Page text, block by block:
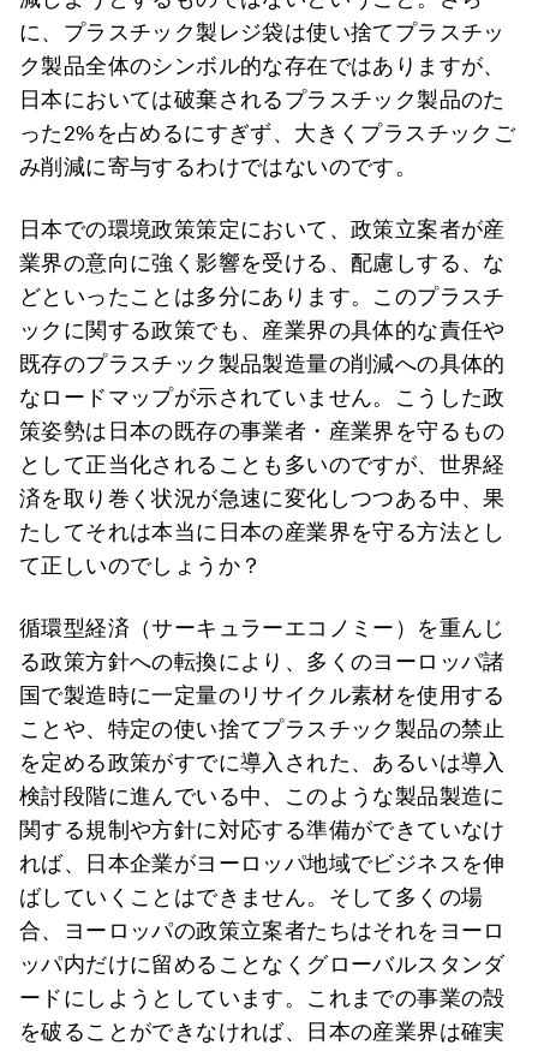
に、プラスチック製レジ袋は使い捨てプラスチッ
ク製品全体のシンボル的な存在ではありますが、
日本においては破棄されるプラスチック製品のた
った2%を占めるにすぎず、大きくプラスチックご
み削減に寄与するわけではないのです。
日本での環境政策策定において、政策立案者が産
業界の意向に強く影響を受ける、配慮しする、な
どといったことは多分にあります。このプラスチ
ックに関する政策でも、産業界の具体的な責任や
既存のプラスチック製品製造量の削減への具体的
なロードマップが示されていません。こうした政
策姿勢は日本の既存の事業者・産業界を守るもの
として正当化されることも多いのですが、世界経
済を取り巻く状況が急速に変化しつつある中、果
たしてそれは本当に日本の産業界を守る方法とし
て正しいのでしょうか？
循環型経済（サーキュラーエコノミー）を重んじ
る政策方針への転換により、多くのヨーロッパ諸
国で製造時に一定量のリサイクル素材を使用する
ことや、特定の使い捨てプラスチック製品の禁止
を定める政策がすでに導入された、あるいは導入
検討段階に進んでいる中、このような製品製造に
関する規制や方針に対応する準備ができていなけ
れば、日本企業がヨーロッパ地域でビジネスを伸
ばしていくことはできません。そして多くの場
合、ヨーロッパの政策立案者たちはそれをヨーロ
ッパ内だけに留めることなくグローバルスタンダ
ードにしようとしています。これまでの事業の殻
を破ることができなければ、日本の産業界は確実